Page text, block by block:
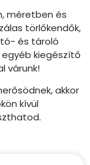
méretben és
törlőkendők,
és tároló
kiegészítő
várunk!
akkor
kívül